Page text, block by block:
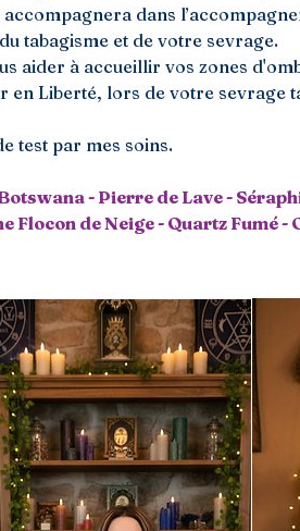
dans
tabagisme et de votre sevrage.
aider à accueillir vos zones
en Liberté, lors de votre sevrage
test par mes soins.
- Pierre de Lave -
Flocon de Neige - Quartz Fumé -